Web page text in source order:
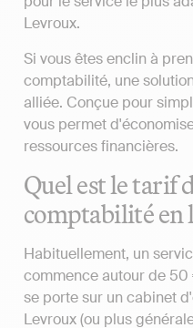
Levroux.
Si vous êtes enclin à
comptabilité, une
alliée. Conçue pour
vous permet
ressources financières.
Quel est le tarif
comptabilité en
Habituellement, un
commence autour de
se porte sur un cabinet
Levroux (ou plus